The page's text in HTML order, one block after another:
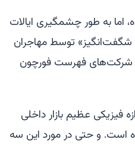
اما به طور چشمگیری ایالات
توسط مهاجران
شرکت‌های فهرست فورچون
فیزیکی عظیم بازار داخلی
است. و حتی در مورد این سه